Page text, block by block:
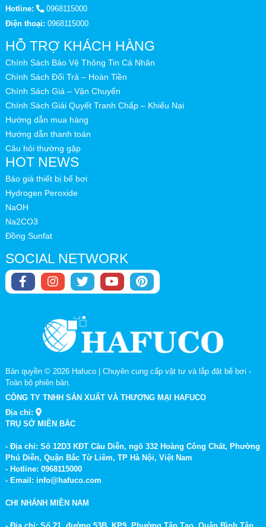
Hotline:
0968115000
Điện thoại: 0968115000
HỖ TRỢ KHÁCH HÀNG
Chính Sách Bảo Vệ Thông Tin Cá Nhân
Chính Sách Đổi Trả – Hoàn Tiền
Chính Sách Giá – Vận Chuyển
Chính Sách Giải Quyết Tranh Chấp – Khiếu Nại
Hướng dẫn mua hàng
Hướng dẫn thanh toán
Câu hỏi thường gặp
HOT NEWS
Báo giá thiết bị bể bơi
Hydrogen Peroxide
NaOH
Na2CO3
Đồng Sunfat
SOCIAL NETWORK
Bản quyền © 2026 Hafuco | Chuyên cung cấp vật tư và lắp đặt bể bơi -
Toàn bộ phiên bản.
CÔNG TY TNHH SẢN XUẤT VÀ THƯƠNG MẠI HAFUCO
Địa chỉ:
TRỤ SỞ MIỀN BẮC
- Địa chỉ: Số 12D3 KĐT Cầu Diễn, ngõ 332 Hoàng Công Chất, Phường
Phú Diễn, Quận Bắc Từ Liêm, TP Hà Nội, Việt Nam
- Hotline: 0968115000
- Email: info@hafuco.com
CHI NHÁNH MIỀN NAM